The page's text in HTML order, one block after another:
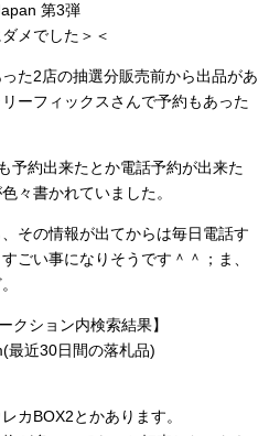
第3弾
メでした＞＜
た2店の抽選分販売前から出品があ
ーフィックスさんで予約もあった
予約出来たとか電話予約が出来た
々書かれていました。
その情報が出てからは毎日電話す
ごい事になりそうです＾＾；ま、
クション内検索結果】
最近30日間の落札品)
カBOX2とかあります。